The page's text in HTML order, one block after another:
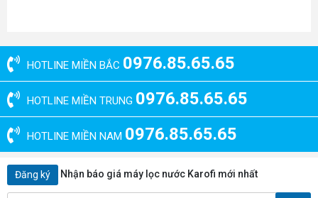
HOTLINE MIỀN BẮC 0976.85.65.65
HOTLINE MIỀN TRUNG 0976.85.65.65
HOTLINE MIỀN NAM 0976.85.65.65
Đăng ký Nhận báo giá máy lọc nước Karofi mới nhất